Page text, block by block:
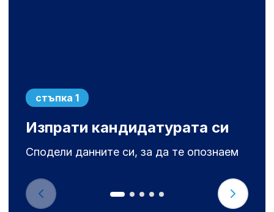
стъпка 1
Изпрати кандидатурата си
Сподели данните си, за да те опознаем